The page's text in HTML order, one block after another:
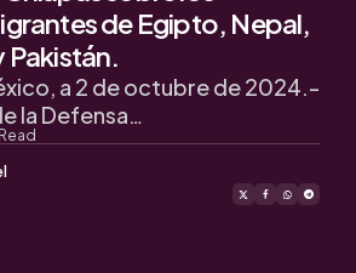
de Egipto, Nepal,
Pakistán.
a 2 de octubre de 2024.-
la Defensa…